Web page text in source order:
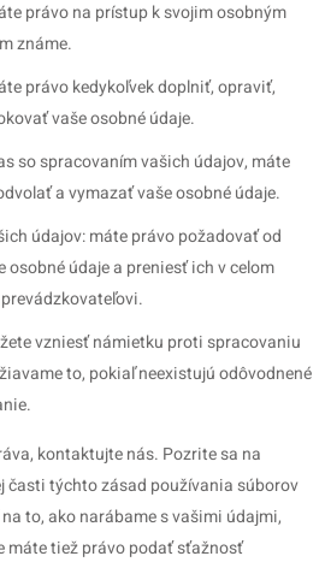
právo na prístup k svojim osobným
známe.
právo kedykoľvek doplniť, opraviť,
vaše osobné údaje.
so spracovaním vašich údajov, máte
a vymazať vaše osobné údaje.
údajov: máte právo požadovať od
osobné údaje a preniesť ich v celom
vzniesť námietku proti spracovaniu
to, pokiaľ neexistujú odôvodnené
kontaktujte nás. Pozrite sa na
časti týchto zásad používania súborov
to, ako narábame s vašimi údajmi,
máte tiež právo podať sťažnosť